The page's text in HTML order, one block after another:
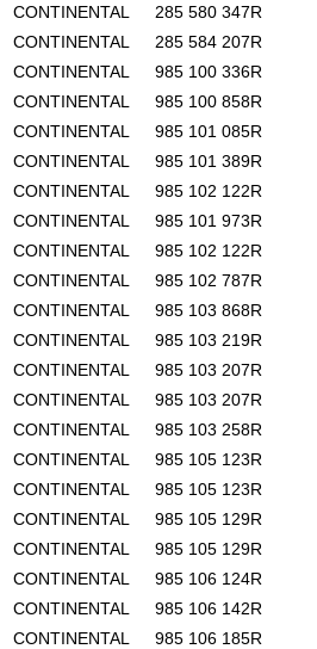
CONTINENTAL
285 580 347R
CONTINENTAL
285 584 207R
CONTINENTAL
985 100 336R
CONTINENTAL
985 100 858R
CONTINENTAL
985 101 085R
CONTINENTAL
985 101 389R
CONTINENTAL
985 102 122R
CONTINENTAL
985 101 973R
CONTINENTAL
985 102 122R
CONTINENTAL
985 102 787R
CONTINENTAL
985 103 868R
CONTINENTAL
985 103 219R
CONTINENTAL
985 103 207R
CONTINENTAL
985 103 207R
CONTINENTAL
985 103 258R
CONTINENTAL
985 105 123R
CONTINENTAL
985 105 123R
CONTINENTAL
985 105 129R
CONTINENTAL
985 105 129R
CONTINENTAL
985 106 124R
CONTINENTAL
985 106 142R
CONTINENTAL
985 106 185R